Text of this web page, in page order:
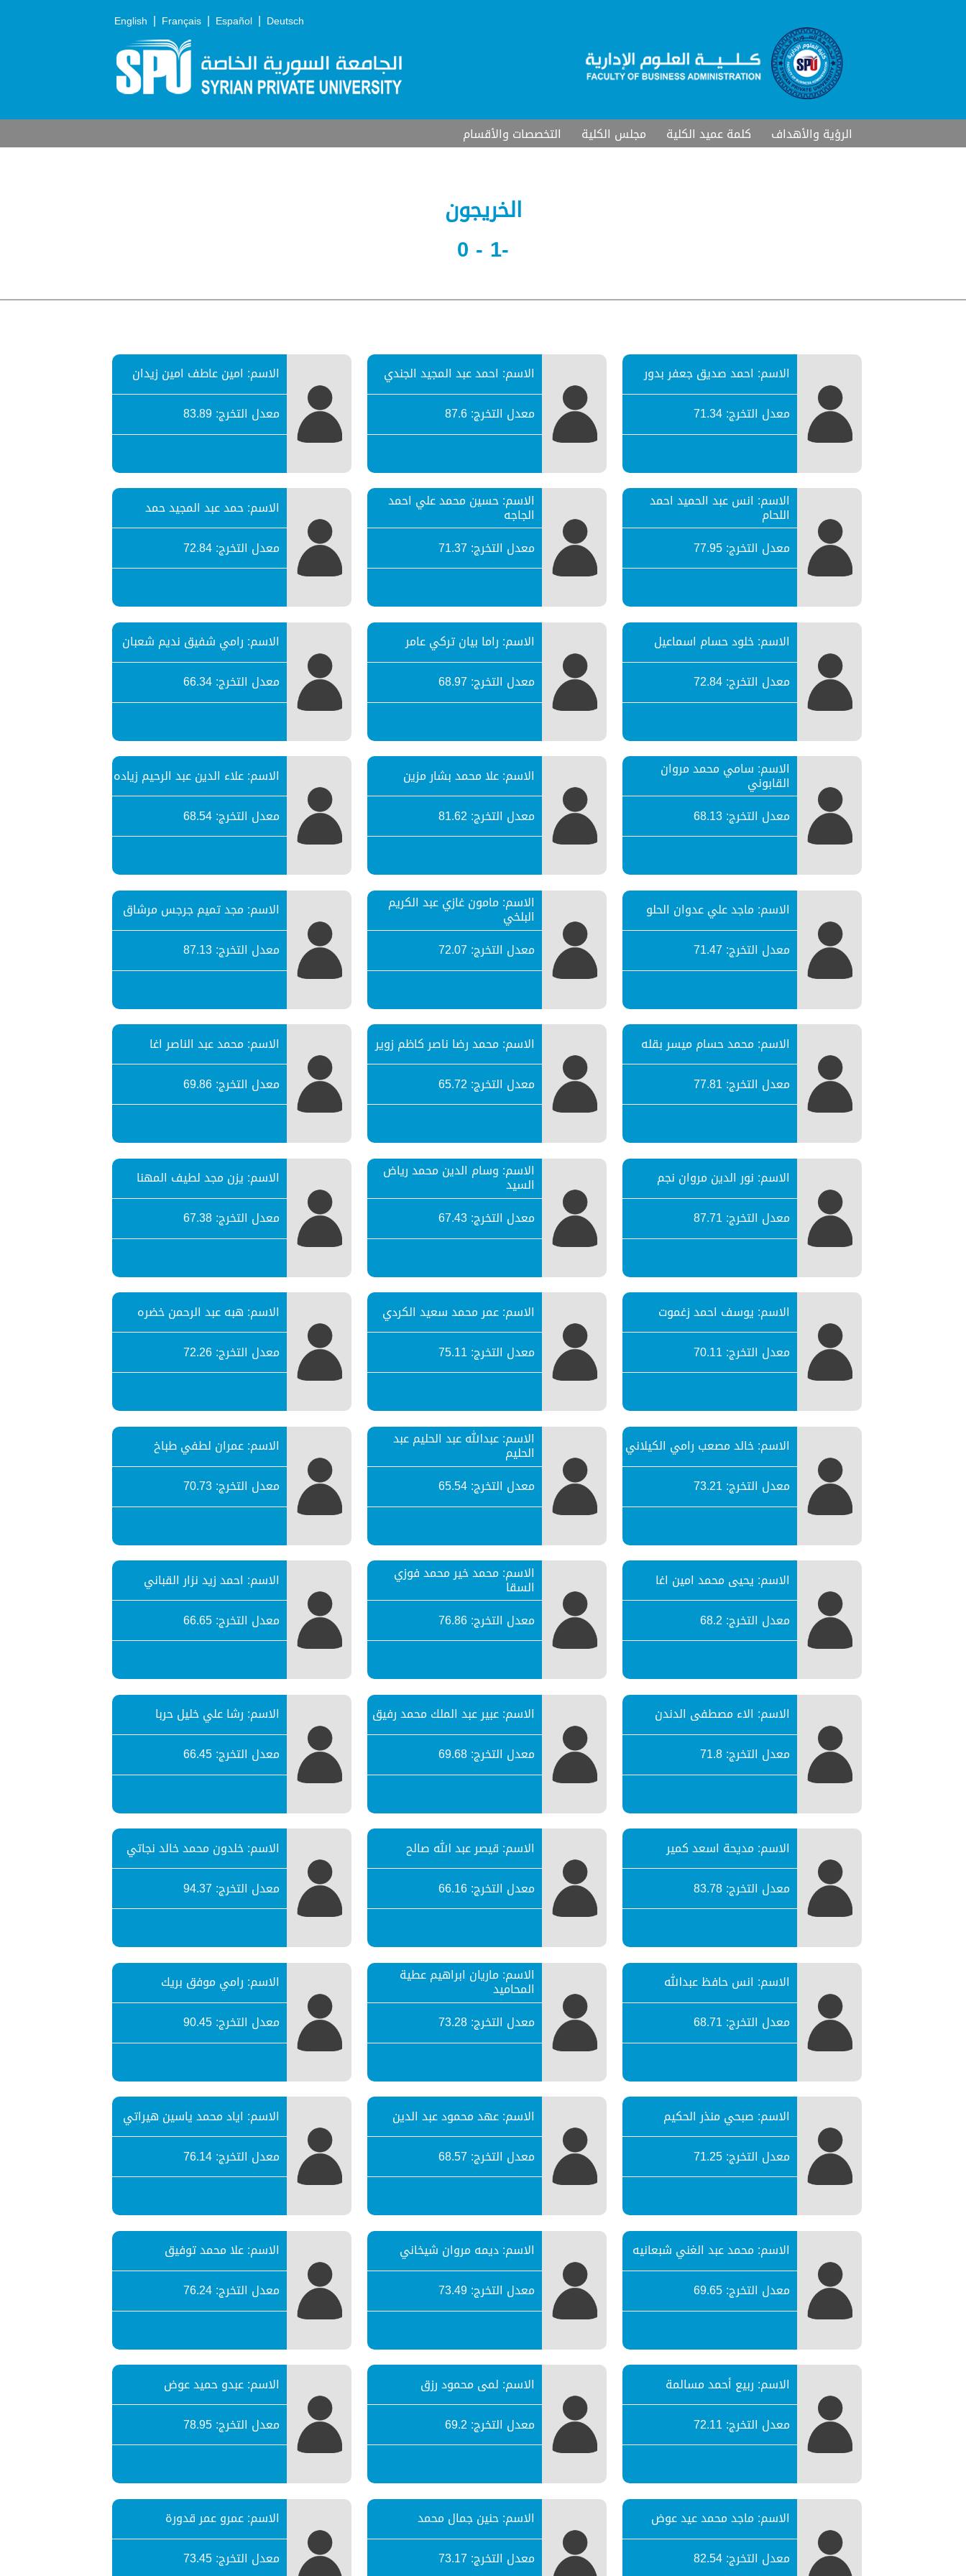
English | Français | Español | Deutsch
الرؤية والأهداف كلمة عميد الكلية مجلس الكلية التخصصات والأقسام
الخريجون
-1 - 0
الاسم: احمد صديق جعفر بدور
معدل التخرج: 71.34
الاسم: احمد عبد المجيد الجندي
معدل التخرج: 87.6
الاسم: امين عاطف امين زيدان
معدل التخرج: 83.89
الاسم: انس عبد الحميد احمد
اللحام
معدل التخرج: 77.95
الاسم: حسين محمد علي احمد
الجاجه
معدل التخرج: 71.37
الاسم: حمد عبد المجيد حمد
معدل التخرج: 72.84
الاسم: خلود حسام اسماعيل
معدل التخرج: 72.84
الاسم: راما بيان تركي عامر
معدل التخرج: 68.97
الاسم: رامي شفيق نديم شعبان
معدل التخرج: 66.34
الاسم: سامي محمد مروان
القابوني
معدل التخرج: 68.13
الاسم: علا محمد بشار مزين
معدل التخرج: 81.62
الاسم: علاء الدين عبد الرحيم زياده
معدل التخرج: 68.54
الاسم: ماجد علي عدوان الحلو
معدل التخرج: 71.47
الاسم: مامون غازي عبد الكريم
البلخي
معدل التخرج: 72.07
الاسم: مجد تميم جرجس مرشاق
معدل التخرج: 87.13
الاسم: محمد حسام ميسر بقله
معدل التخرج: 77.81
الاسم: محمد رضا ناصر كاظم زوير
معدل التخرج: 65.72
الاسم: محمد عبد الناصر اغا
معدل التخرج: 69.86
الاسم: نور الدين مروان نجم
معدل التخرج: 87.71
الاسم: وسام الدين محمد رياض
السيد
معدل التخرج: 67.43
الاسم: يزن مجد لطيف المهنا
معدل التخرج: 67.38
الاسم: يوسف احمد زغموت
معدل التخرج: 70.11
الاسم: عمر محمد سعيد الكردي
معدل التخرج: 75.11
الاسم: هبه عبد الرحمن خضره
معدل التخرج: 72.26
الاسم: خالد مصعب رامي الكيلاني
معدل التخرج: 73.21
الاسم: عبدالله عبد الحليم عبد
الحليم
معدل التخرج: 65.54
الاسم: عمران لطفي طباخ
معدل التخرج: 70.73
الاسم: يحيى محمد امين اغا
معدل التخرج: 68.2
الاسم: محمد خير محمد فوزي
السقا
معدل التخرج: 76.86
الاسم: احمد زيد نزار القباني
معدل التخرج: 66.65
الاسم: الاء مصطفى الدندن
معدل التخرج: 71.8
الاسم: عبير عبد الملك محمد رفيق
معدل التخرج: 69.68
الاسم: رشا علي خليل حربا
معدل التخرج: 66.45
الاسم: مديحة اسعد كمير
معدل التخرج: 83.78
الاسم: قيصر عبد الله صالح
معدل التخرج: 66.16
الاسم: خلدون محمد خالد نجاتي
معدل التخرج: 94.37
الاسم: انس حافظ عبدالله
معدل التخرج: 68.71
الاسم: ماريان ابراهيم عطية
المحاميد
معدل التخرج: 73.28
الاسم: رامي موفق بريك
معدل التخرج: 90.45
الاسم: صبحي منذر الحكيم
معدل التخرج: 71.25
الاسم: عهد محمود عبد الدين
معدل التخرج: 68.57
الاسم: اياد محمد ياسين هيراتي
معدل التخرج: 76.14
الاسم: محمد عبد الغني شبعانيه
معدل التخرج: 69.65
الاسم: ديمه مروان شيخاني
معدل التخرج: 73.49
الاسم: علا محمد توفيق
معدل التخرج: 76.24
الاسم: ربيع أحمد مسالمة
معدل التخرج: 72.11
الاسم: لمى محمود رزق
معدل التخرج: 69.2
الاسم: عبدو حميد عوض
معدل التخرج: 78.95
الاسم: ماجد محمد عيد عوض
معدل التخرج: 82.54
الاسم: حنين جمال محمد
معدل التخرج: 73.17
الاسم: عمرو عمر قدورة
معدل التخرج: 73.45